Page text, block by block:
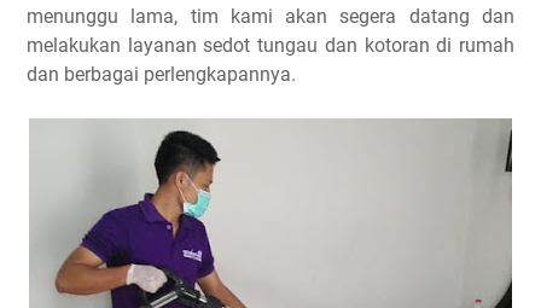
menunggu lama, tim kami akan segera datang dan
melakukan layanan sedot tungau dan kotoran di rumah
dan berbagai perlengkapannya.